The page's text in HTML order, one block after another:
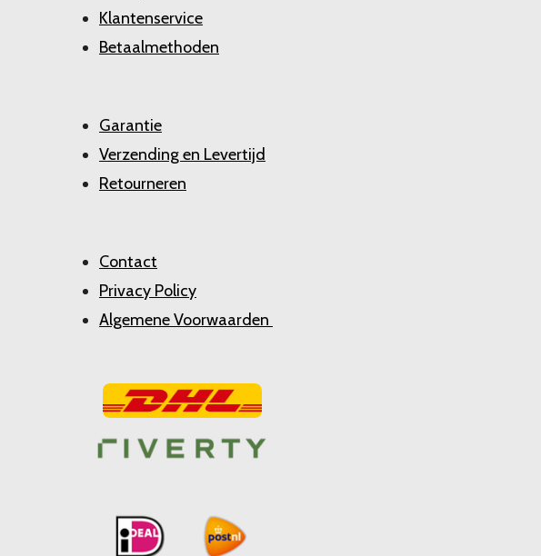
Klantenservice
Betaalmethoden
Garantie
Verzending en Levertijd
Retourneren
Contact
Privacy Policy
Algemene Voorwaarden